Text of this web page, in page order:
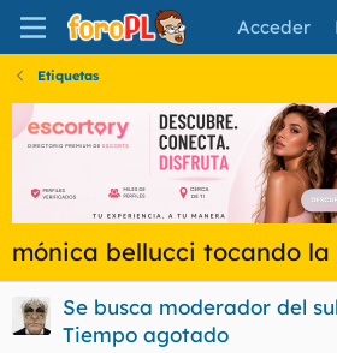
Acceder
Etiquetas
mónica bellucci tocando
Se busca moderador del
Tiempo agotado